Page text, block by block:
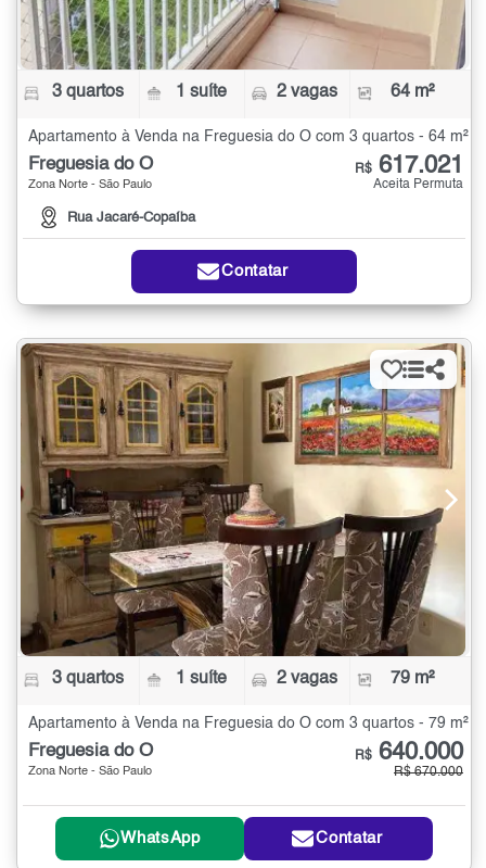
3 quartos 1 suíte 2 vagas 64 m²
Apartamento à Venda na Freguesia do Ó com 3 quartos - 64 m²
Freguesia do Ó
Zona Norte - São Paulo
Rua Jacaré-Copaíba
R$ 617.021
Aceita Permuta
Contatar
3 quartos 1 suíte 2 vagas 79 m²
Apartamento à Venda na Freguesia do Ó com 3 quartos - 79 m²
Freguesia do Ó
Zona Norte - São Paulo
R$ 640.000
R$ 670.000
WhatsApp Contatar